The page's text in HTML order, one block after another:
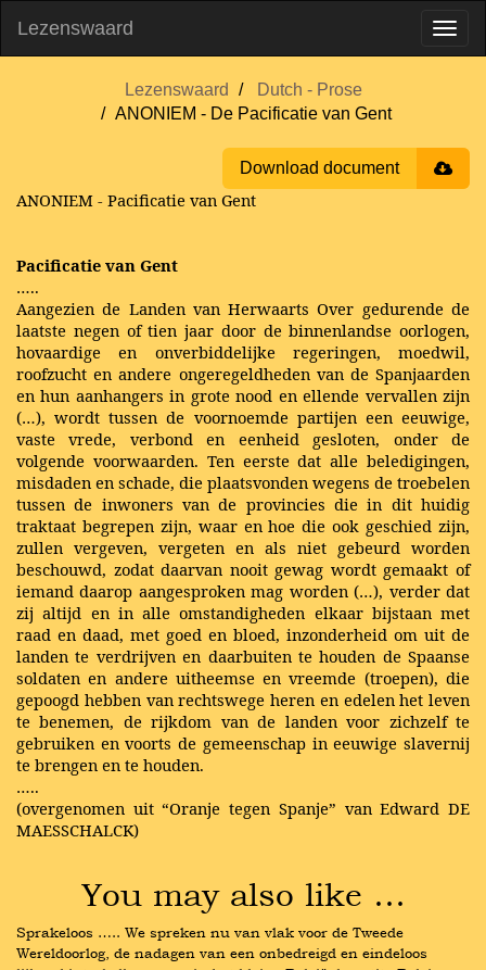
Lezenswaard
Lezenswaard
Dutch - Prose
ANONIEM - De Pacificatie van Gent
Download document
ANONIEM - Pacificatie van Gent
Pacificatie van Gent
…..
Aangezien de Landen van Herwaarts Over gedurende de
laatste negen of tien jaar door de binnenlandse oorlogen,
hovaardige en onverbiddelijke regeringen, moedwil,
roofzucht en andere ongeregeldheden van de Spanjaarden
en hun aanhangers in grote nood en ellende vervallen zijn
(…), wordt tussen de voornoemde partijen een eeuwige,
vaste vrede, verbond en eenheid gesloten, onder de
volgende voorwaarden. Ten eerste dat alle beledigingen,
misdaden en schade, die plaatsvonden wegens de troebelen
tussen de inwoners van de provincies die in dit huidig
traktaat begrepen zijn, waar en hoe die ook geschied zijn,
zullen vergeven, vergeten en als niet gebeurd worden
beschouwd, zodat daarvan nooit gewag wordt gemaakt of
iemand daarop aangesproken mag worden (…), verder dat
zij altijd en in alle omstandigheden elkaar bijstaan met
raad en daad, met goed en bloed, inzonderheid om uit de
landen te verdrijven en daarbuiten te houden de Spaanse
soldaten en andere uitheemse en vreemde (troepen), die
gepoogd hebben van rechtswege heren en edelen het leven
te benemen, de rijkdom van de landen voor zichzelf te
gebruiken en voorts de gemeenschap in eeuwige slavernij
te brengen en te houden.
…..
(overgenomen uit “Oranje tegen Spanje” van Edward DE
MAESSCHALCK)
You may also like …
Sprakeloos ….. We spreken nu van vlak voor de Tweede
Wereldoorlog, de nadagen van een onbedreigd en eindeloos